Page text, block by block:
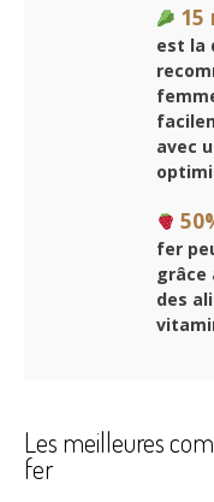
15
est la
avec
fer
grâce
des
Les meilleures
fer